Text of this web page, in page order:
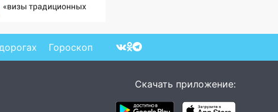
«визы традиционных
Гороскоп
Скачать приложение: